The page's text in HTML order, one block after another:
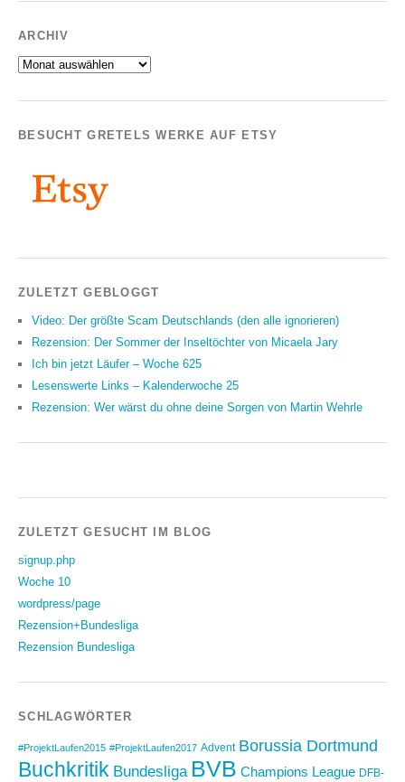
ARCHIV
Archiv
BESUCHT GRETELS WERKE AUF ETSY
ZULETZT GEBLOGGT
Video: Der größte Scam Deutschlands (den alle ignorieren)
Rezension: Der Sommer der Inseltöchter von Micaela Jary
Ich bin jetzt Läufer – Woche 625
Lesenswerte Links – Kalenderwoche 25
Rezension: Wer wärst du ohne deine Sorgen von Martin Wehrle
ZULETZT GESUCHT IM BLOG
signup.php
Woche 10
wordpress/page
Rezension+Bundesliga
Rezension Bundesliga
SCHLAGWÖRTER
#ProjektLaufen2015 #ProjektLaufen2017 Advent Borussia Dortmund
Buchkritik Bundesliga BVB Champions League DFB-